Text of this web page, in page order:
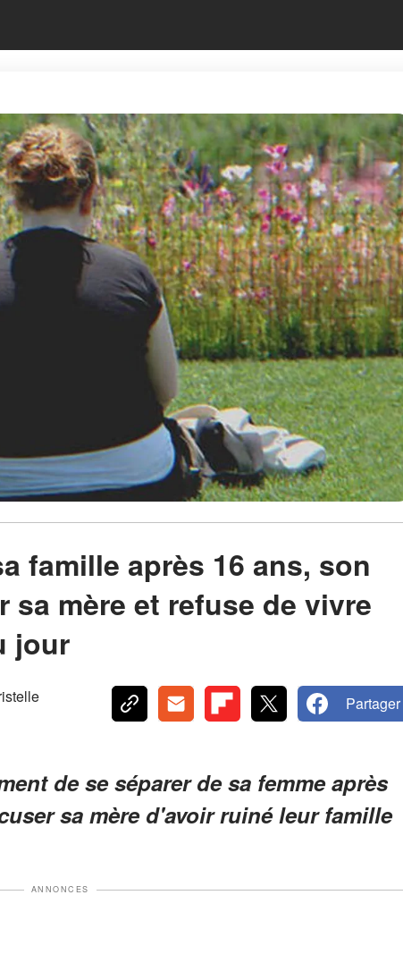
famille après 16 ans, son
mère et refuse de vivre
jour
Partager
de se séparer de sa femme après
sa mère d'avoir ruiné leur famille
ANNONCES